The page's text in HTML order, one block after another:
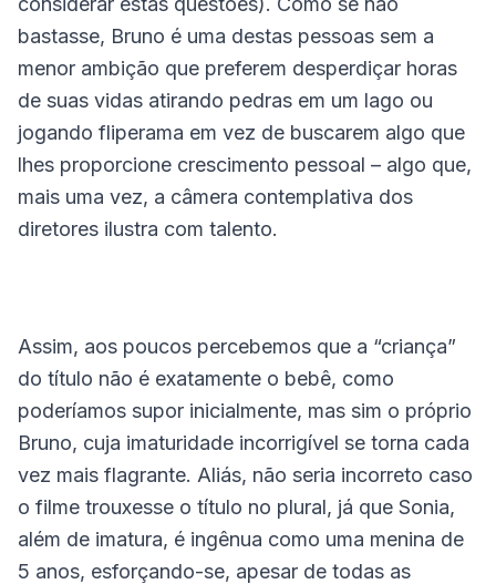
bastasse, Bruno é uma destas pessoas sem a
menor ambição que preferem desperdiçar horas
de suas vidas atirando pedras em um lago ou
jogando fliperama em vez de buscarem algo que
lhes proporcione crescimento pessoal – algo que,
mais uma vez, a câmera contemplativa dos
diretores ilustra com talento.
Assim, aos poucos percebemos que a “criança”
do título não é exatamente o bebê, como
poderíamos supor inicialmente, mas sim o próprio
Bruno, cuja imaturidade incorrigível se torna cada
vez mais flagrante. Aliás, não seria incorreto caso
o filme trouxesse o título no plural, já que Sonia,
além de imatura, é ingênua como uma menina de
5 anos, esforçando-se, apesar de todas as